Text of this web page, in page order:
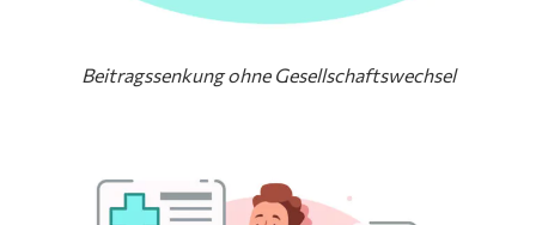
Beitragssenkung ohne Gesellschaftswechsel